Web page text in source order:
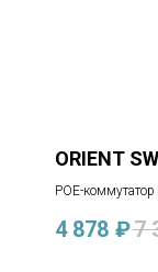
ORIENT
POE-
4 878 ₽7